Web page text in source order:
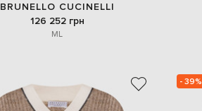
BRUNELLO CUCINELLI
126 252 грн
ML
- 39%